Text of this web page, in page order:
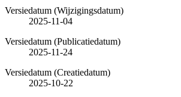
Versiedatum (Wijzigingsdatum)
2025-11-04
Versiedatum (Publicatiedatum)
2025-11-24
Versiedatum (Creatiedatum)
2025-10-22